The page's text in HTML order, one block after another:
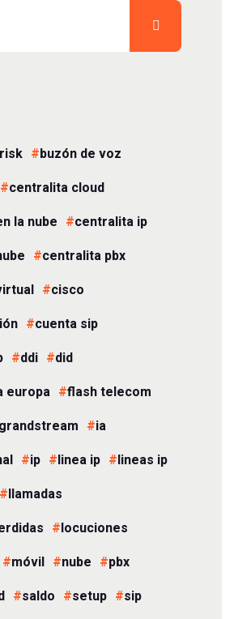
buzón de voz
centralita cloud
la nube
centralita ip
centralita pbx
cisco
cuenta sip
ddi
did
europa
flash telecom
grandstream
ia
ip linea ip
lineas ip
llamadas
locuciones
móvil nube
pbx
saldo setup
sip